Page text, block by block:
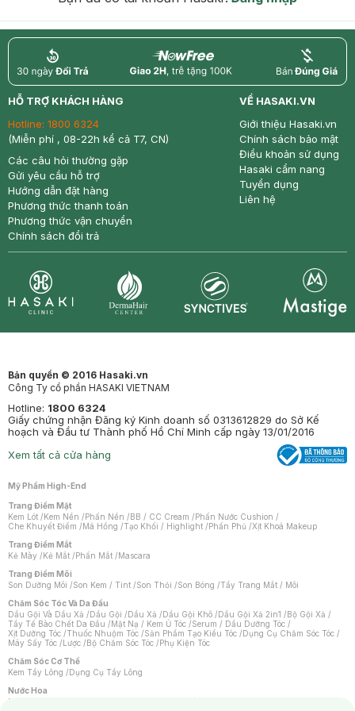
return nowfree price
HỖ TRỢ KHÁCH HÀNG
Hotline: 1800 6324
(Miễn phí , 08-22h kể cả T7, CN)
Các câu hỏi thường gặp
Gửi yêu cầu hỗ trợ
Hướng dẫn đặt hàng
Phương thức thanh toán
Phương thức vận chuyển
Chính sách đổi trả
VỀ HASAKI.VN
Giới thiệu Hasaki.vn
Chính sách bảo mật
Điều khoản sử dụng
Hasaki cẩm nang
Tuyển dụng
Liên hệ
Bản quyền © 2016 Hasaki.vn
Công Ty cổ phần HASAKI VIETNAM
Hotline: 1800 6324
Giấy chứng nhận Đăng ký Kinh doanh số 0313612829 do Sở Kế
hoạch và Đầu tư Thành phố Hồ Chí Minh cấp ngày 13/01/2016
Xem tất cả cửa hàng
Mỹ Phẩm High-End
Trang Điểm Mặt
Kem Lót /Kem Nền /Phấn Nền /BB / CC Cream /Phấn Nước Cushion /
Che Khuyết Điểm /Má Hồng /Tạo Khối / Highlight /Phấn Phủ /Xịt Khoá Makeup
Trang Điểm Mắt
Kẻ Mày /Kẻ Mắt /Phấn Mắt /Mascara
Trang Điểm Môi
Son Dưỡng Môi /Son Kem / Tint /Son Thỏi /Son Bóng /Tẩy Trang Mắt / Môi
Chăm Sóc Tóc Và Da Đầu
Dầu Gội Và Dầu Xả /Dầu Gội /Dầu Xả /Dầu Gội Khô /Dầu Gội Xả 2in1 /Bộ Gội Xả /
Tẩy Tế Bào Chết Da Đầu /Mặt Nạ / Kem Ủ Tóc /Serum / Dầu Dưỡng Tóc /
Xịt Dưỡng Tóc /Thuốc Nhuộm Tóc /Sản Phẩm Tạo Kiểu Tóc /Dụng Cụ Chăm Sóc Tóc /
Máy Sấy Tóc /Lược /Bộ Chăm Sóc Tóc /Phụ Kiện Tóc
Chăm Sóc Cơ Thể
Kem Tẩy Lông /Dụng Cụ Tẩy Lông
Nước Hoa
Nước Hoa Nữ